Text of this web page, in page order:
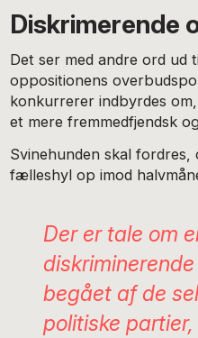
Diskrimerende
Det ser med andre ord ud
oppositionens
konkurrerer indbyrdes
et mere fremmedfjendsk
Svinehunden skal fordres,
fælleshyl op imod
Der er tale om
begået af de
politiske